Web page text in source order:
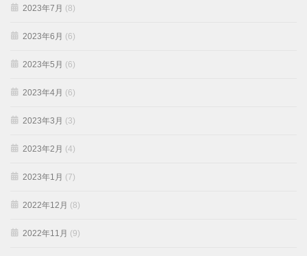
2023年7月 (8)
2023年6月 (6)
2023年5月 (6)
2023年4月 (6)
2023年3月 (3)
2023年2月 (4)
2023年1月 (7)
2022年12月 (8)
2022年11月 (9)